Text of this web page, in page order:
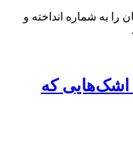
به شماره انداخته و
اشک‌هایی که